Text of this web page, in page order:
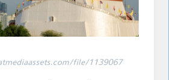
file/1139067